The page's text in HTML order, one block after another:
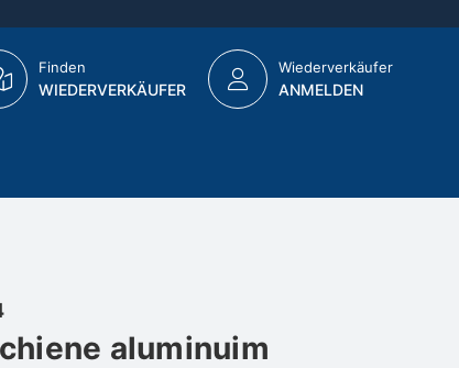
Finden
WIEDERVERKÄUFER
Wiederverkäufer
ANMELDEN
aluminuim